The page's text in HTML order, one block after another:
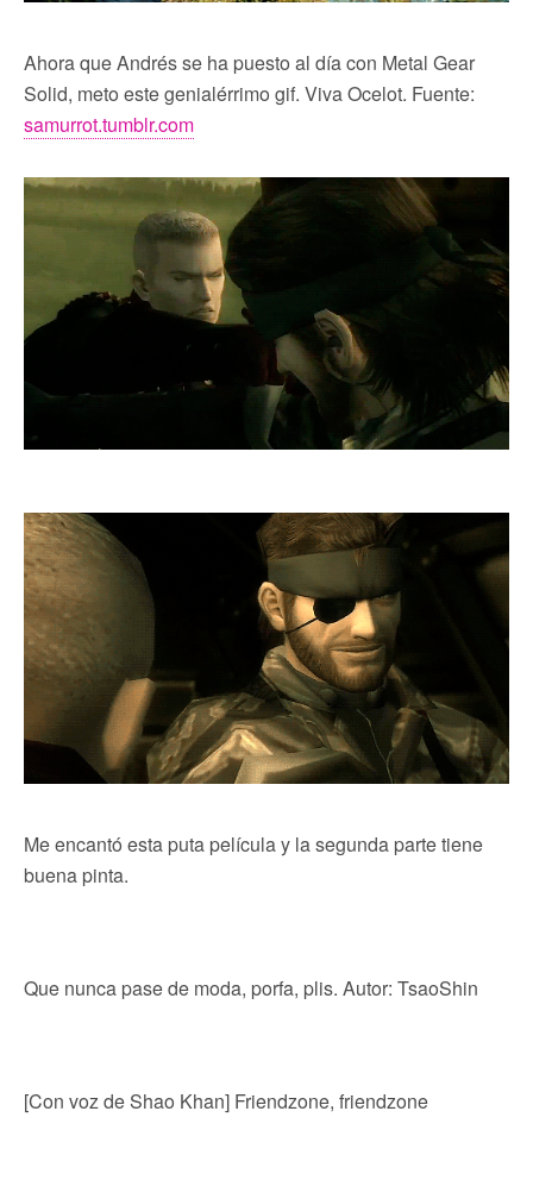
Ahora que Andrés se ha puesto al día con Metal Gear
Solid, meto este genialérrimo gif. Viva Ocelot. Fuente:
samurrot.tumblr.com
Me encantó esta puta película y la segunda parte tiene
buena pinta.
Que nunca pase de moda, porfa, plis. Autor: TsaoShin
[Con voz de Shao Khan] Friendzone, friendzone